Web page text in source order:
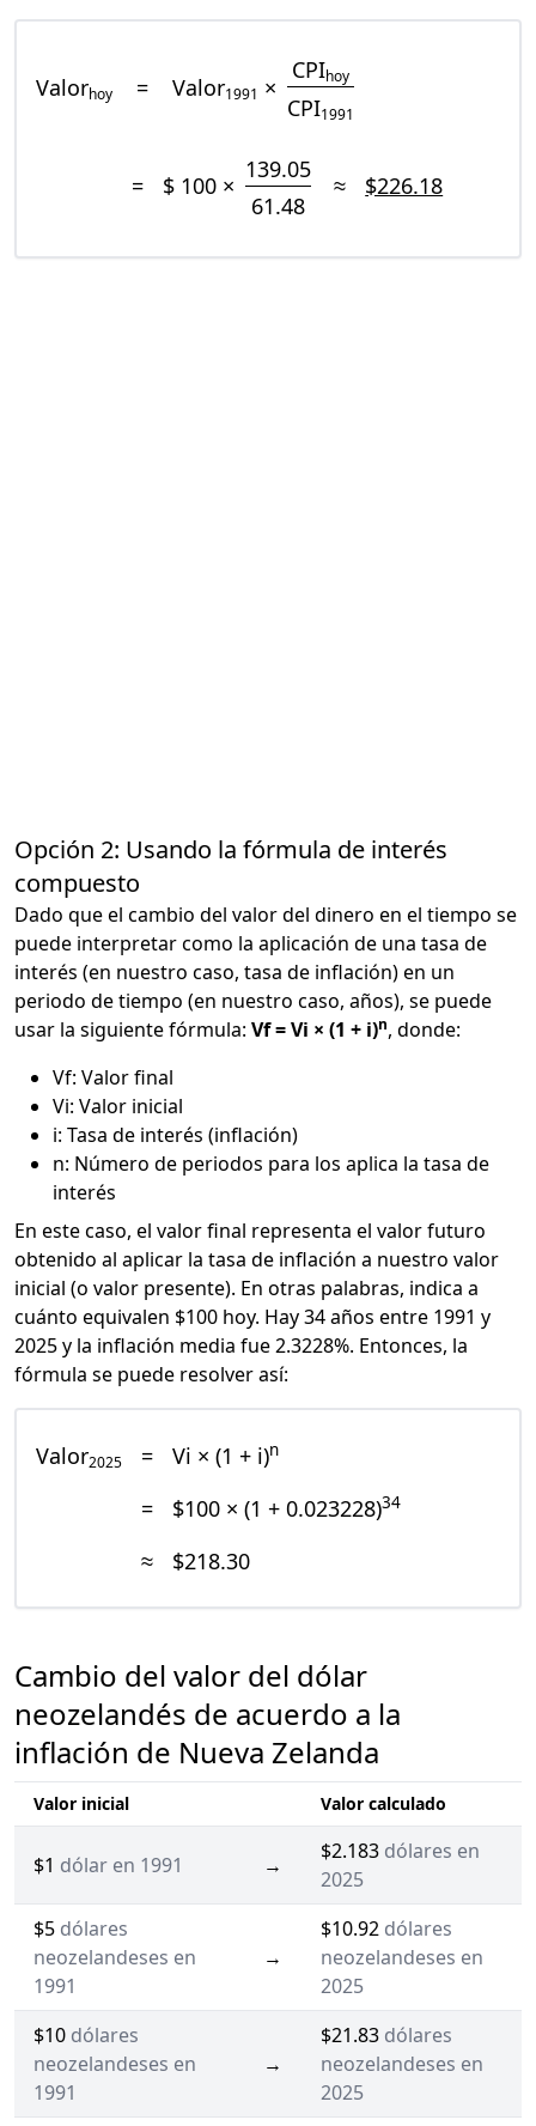
Valorhoy = Valor1991 ×
CPIhoy
CPI1991
= $ 100 ×
139.05
61.48
≈ $226.18
Opción 2: Usando la fórmula de interés
compuesto
Dado que el cambio del valor del dinero en el tiempo se
puede interpretar como la aplicación de una tasa de
interés (en nuestro caso, tasa de inflación) en un
periodo de tiempo (en nuestro caso, años), se puede
usar la siguiente fórmula: Vf = Vi × (1 + i)n, donde:
Vf: Valor final
Vi: Valor inicial
i: Tasa de interés (inflación)
n: Número de periodos para los aplica la tasa de
interés
En este caso, el valor final representa el valor futuro
obtenido al aplicar la tasa de inflación a nuestro valor
inicial (o valor presente). En otras palabras, indica a
cuánto equivalen $100 hoy. Hay 34 años entre 1991 y
2025 y la inflación media fue 2.3228%. Entonces, la
fórmula se puede resolver así:
Valor2025 = Vi × (1 + i)n
= $100 × (1 + 0.023228)34
≈ $218.30
Cambio del valor del dólar
neozelandés de acuerdo a la
inflación de Nueva Zelanda
Valor inicial Valor calculado
$1 dólar en 1991 →
$2.183 dólares en
2025
$5 dólares
neozelandeses en
1991
→
$10.92 dólares
neozelandeses en
2025
$10 dólares
neozelandeses en
1991
→
$21.83 dólares
neozelandeses en
2025